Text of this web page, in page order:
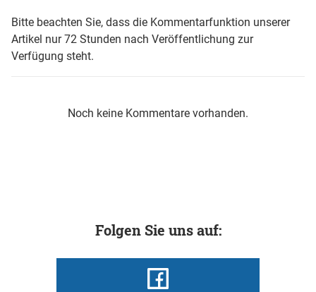
Bitte beachten Sie, dass die Kommentarfunktion unserer
Artikel nur 72 Stunden nach Veröffentlichung zur
Verfügung steht.
Noch keine Kommentare vorhanden.
Folgen Sie uns auf: